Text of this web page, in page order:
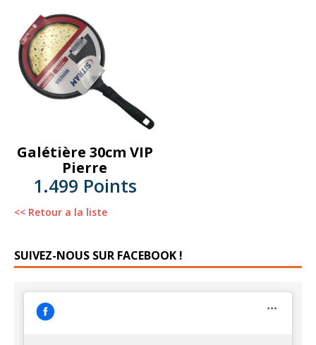
Galétière 30cm VIP
Pierre
1.499 Points
<< Retour a la liste
SUIVEZ-NOUS SUR FACEBOOK !